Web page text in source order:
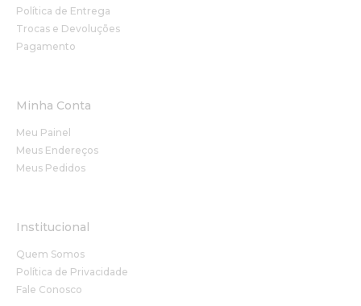
Política de Entrega
Trocas e Devoluções
Pagamento
Minha Conta
Meu Painel
Meus Endereços
Meus Pedidos
Institucional
Quem Somos
Política de Privacidade
Fale Conosco